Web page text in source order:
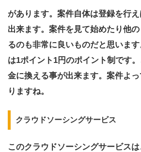
があります。案件自体は登録を行
出来ます。案件を見て始めたり他
るのも非常に良いものだと思いま
は1ポイント1円のポイント制です
金に換える事が出来ます。案件よ
りますね。
クラウドソーシングサービス
このクラウドソーシングサービス